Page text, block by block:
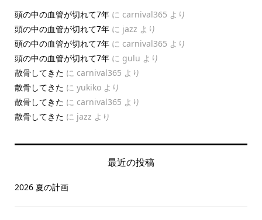
頭の中の血管が切れて7年に carnival365 より
頭の中の血管が切れて7年に jazz より
頭の中の血管が切れて7年に carnival365 より
頭の中の血管が切れて7年に gulu より
散骨してきた に carnival365 より
散骨してきた に yukikoより
散骨してきた に carnival365 より
散骨してきた に jazz より
最近の投稿
2026 夏の計画